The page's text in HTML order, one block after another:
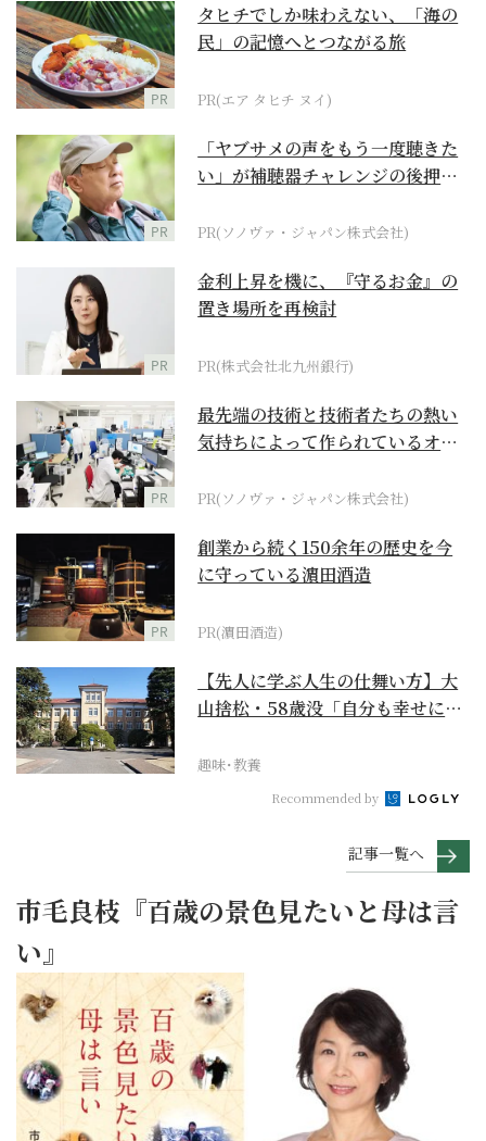
PR
タヒチでしか味わえない、「海の
民」の記憶へとつながる旅
PR(エア タヒチ ヌイ)
PR
「ヤブサメの声をもう一度聴きた
い」が補聴器チャレンジの後押し
PR(ソノヴァ・ジャパン株式会社)
PR
金利上昇を機に、『守るお金』の
置き場所を再検討
PR(株式会社北九州銀行)
PR
最先端の技術と技術者たちの熱い
気持ちによって作られているオー
PR(ソノヴァ・ジャパン株式会社)
PR
創業から続く150余年の歴史を今
に守っている濵田酒造
PR(濵田酒造)
【先人に学ぶ人生の仕舞い方】大
山捨松・58歳没「自分も幸せにな
趣味･教養
Recommended by
記事一覧へ
市毛良枝『百歳の景色見たいと母は言
い』